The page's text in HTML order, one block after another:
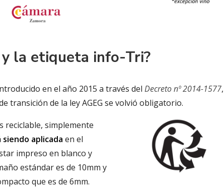
la etiqueta info-Tri?
en el año 2015 a través delDecreto nº 2014-1577
transición de la ley AGEG se volvió obligatorio.
reciclable, simplemente
siendo aplicada en el
impreso en blanco y
estándar es de 10mm y
que es de 6mm.